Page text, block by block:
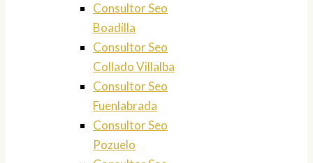
Consultor Seo
Boadilla
Consultor Seo
Collado Villalba
Consultor Seo
Fuenlabrada
Consultor Seo
Pozuelo